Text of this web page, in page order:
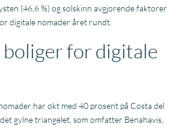
(46,6 %) og solskinn avgjørende faktorer
digitale nomader året rundt.
for digitale
har økt med 40 prosent på Costa del
gylne triangelet, som omfatter Benahavis,